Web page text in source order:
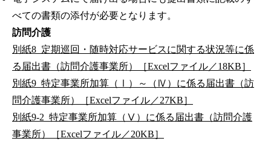
べての書類の添付が必要となります。
訪問介護
別紙8_定期巡回・随時対応サービスに関する状況等に係
る届出書（訪問介護事業所）［Excelファイル／18KB］
別紙9_特定事業所加算（Ⅰ）～（Ⅳ）に係る届出書（訪
問介護事業所）［Excelファイル／27KB］
別紙9-2_特定事業所加算（Ⅴ）に係る届出書（訪問介護
事業所）［Excelファイル／20KB］